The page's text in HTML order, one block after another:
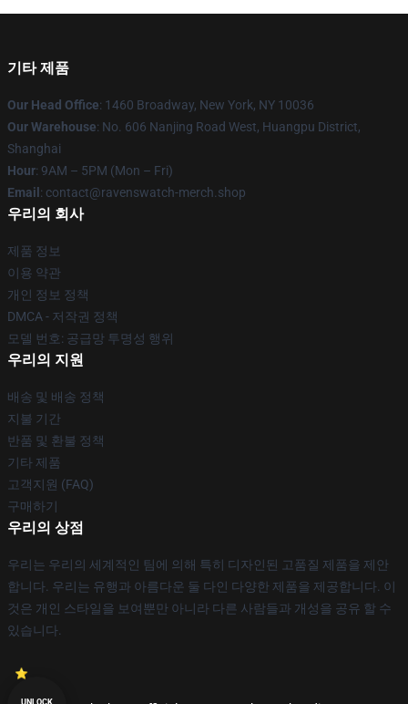
기타 제품
Our Head Office: 1460 Broadway, New York, NY 10036
Our Warehouse: No. 606 Nanjing Road West, Huangpu District,
Shanghai
Hour: 9AM – 5PM (Mon – Fri)
Email : contact@ravenswatch-merch.shop
우리의 회사
제품 정보
이용 약관
개인 정보 정책
DMCA - 저작권 정책
모델 번호: 공급망 투명성 행위
우리의 지원
배송 및 배송 정책
지불 기간
반품 및 환불 정책
기타 제품
고객지원 (FAQ)
구매하기
우리의 상점
우리는 우리의 세계적인 팀에 의해 특히 디자인된 고품질 제품을 제안
합니다. 우리는 유행과 아름다운 둘 다인 다양한 제품을 제공합니다. 이
것은 개인 스타일을 보여뿐만 아니라 다른 사람들과 개성을 공유 할 수
있습니다.
UNLOCK